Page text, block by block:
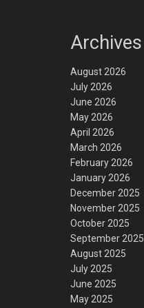
Archives
August 2026
July 2026
June 2026
May 2026
April 2026
March 2026
February 2026
January 2026
December 2025
November 2025
October 2025
September 2025
August 2025
July 2025
June 2025
May 2025